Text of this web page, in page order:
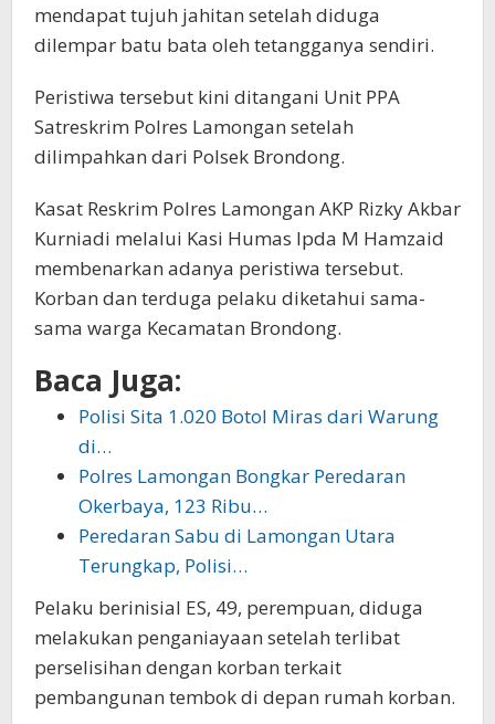
mendapat tujuh jahitan setelah diduga
dilempar batu bata oleh tetangganya sendiri.
Peristiwa tersebut kini ditangani Unit PPA
Satreskrim Polres Lamongan setelah
dilimpahkan dari Polsek Brondong.
Kasat Reskrim Polres Lamongan AKP Rizky Akbar
Kurniadi melalui Kasi Humas Ipda M Hamzaid
membenarkan adanya peristiwa tersebut.
Korban dan terduga pelaku diketahui sama-
sama warga Kecamatan Brondong.
Baca Juga:
Polisi Sita 1.020 Botol Miras dari Warung
di…
Polres Lamongan Bongkar Peredaran
Okerbaya, 123 Ribu…
Peredaran Sabu di Lamongan Utara
Terungkap, Polisi…
Pelaku berinisial ES, 49, perempuan, diduga
melakukan penganiayaan setelah terlibat
perselisihan dengan korban terkait
pembangunan tembok di depan rumah korban.